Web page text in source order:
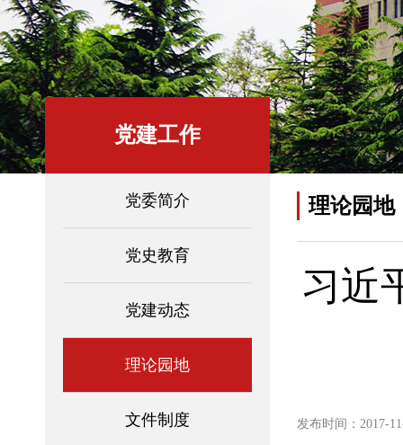
党建工作
党委简介
党史教育
党建动态
理论园地
文件制度
理论园地
习近
发布时间：2017-